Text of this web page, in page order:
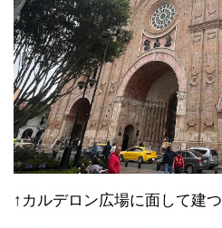
↑カルデロン広場に面して建つ